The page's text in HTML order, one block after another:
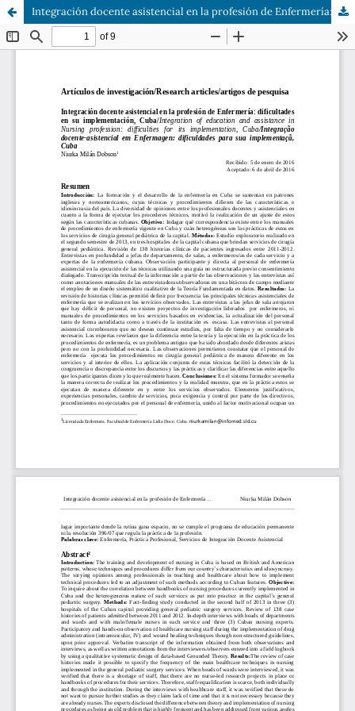
Integración docente asistencial en la profesión de Enfermería: